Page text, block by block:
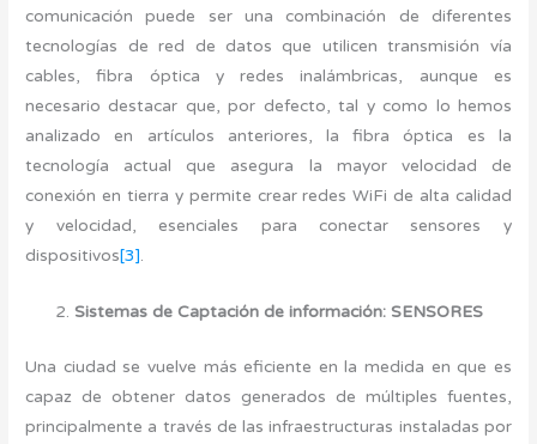
comunicación puede ser una combinación de diferentes
tecnologías de red de datos que utilicen transmisión vía
cables, fibra óptica y redes inalámbricas, aunque es
necesario destacar que, por defecto, tal y como lo hemos
analizado en artículos anteriores, la fibra óptica es la
tecnología actual que asegura la mayor velocidad de
conexión en tierra y permite crear redes WiFi de alta calidad
y velocidad, esenciales para conectar sensores y
dispositivos[3].
Sistemas de Captación de información: SENSORES
Una ciudad se vuelve más eficiente en la medida en que es
capaz de obtener datos generados de múltiples fuentes,
principalmente a través de las infraestructuras instaladas por